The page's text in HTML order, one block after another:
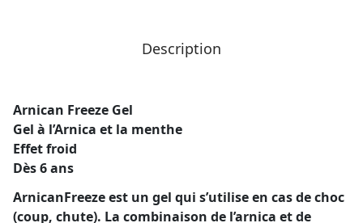
Description
Arnican Freeze Gel
Gel à l’Arnica et la menthe
Effet froid
Dès 6 ans
ArnicanFreeze est un gel qui s’utilise en cas de choc
(coup, chute). La combinaison de l’arnica et de